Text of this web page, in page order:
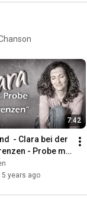
7:42
- Clara bei der
- Probe mit
5 years ago